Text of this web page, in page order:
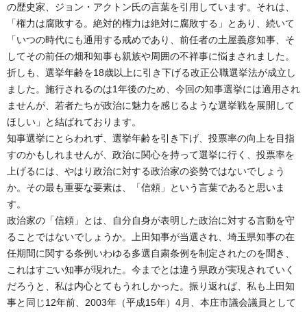
の歴史家、ジョン・アクトン氏の言葉を引用しています。それは、
「権力は腐敗する。絶対的権力は絶対に腐敗する」とあり、続いて
「いつの時代にも通用する戒めであり、前任者の土屋義彦知事、そ
してその前任の畑和知事も親族や周囲の不祥事に悩まされました。
折しも、選挙年齢を18歳以上に引き下げる改正公職選挙法が成立し
ました。施行されるのは1年後のため、今回の知事選挙には適用され
ませんが、若者たちが政治に魅力を感じるような選挙戦を展開して
ほしい」と結ばれております。
知事選挙にとらわれず、選挙年齢を引き下げ、投票率の向上を目指
すのかもしれませんが、政治に関心を持って選挙に行く、投票率を
上げるには、やはり政治に対する政治家の姿勢ではないでしょう
か。その最も重要な要素は、「信頼」という言葉であると思いま
す。
政治家の「信頼」とは、自分自身が表明した政治に対する言動を守
ることではないでしょうか。上田知事が当選され、埼玉県知事の在
任期間に関する条例いわゆる多選自粛条例を制定されたのを聞き、
これはすごい知事が現れた。今までとは違う県政が実現されていく
だろうと、私は内心とてもうれしかった。振り返れば、私も上田知
事と同じ12年前、2003年（平成15年）4月、本庄市議会議員として